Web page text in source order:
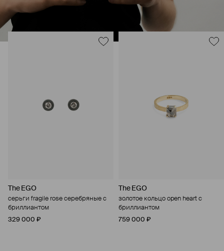
The EGO
серьги fragile rose серебряные с
бриллиантом
329 000 ₽
The EGO
золотое кольцо open heart с
бриллиантом
759 000 ₽